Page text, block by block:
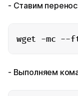
- Ставим
wget -mc --
- Выполняем